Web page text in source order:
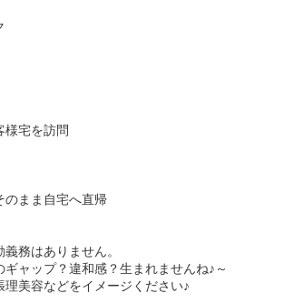
様宅を訪問
のまま自宅へ直帰
務はありません。
ャップ？違和感？生まれませんね♪～
美容などをイメージください♪